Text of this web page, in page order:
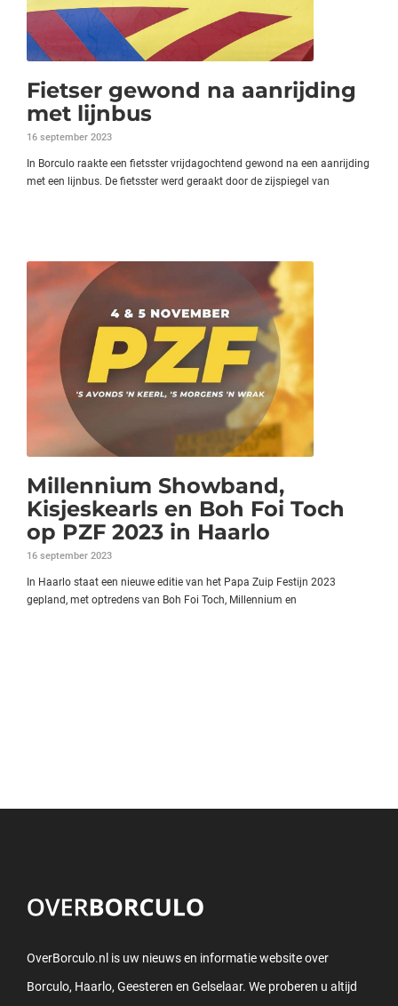
Fietser gewond na aanrijding
met lijnbus
16 september 2023
In Borculo raakte een fietsster vrijdagochtend gewond na een aanrijding
met een lijnbus. De fietsster werd geraakt door de zijspiegel van
Millennium Showband,
Kisjeskearls en Boh Foi Toch
op PZF 2023 in Haarlo
16 september 2023
In Haarlo staat een nieuwe editie van het Papa Zuip Festijn 2023
gepland, met optredens van Boh Foi Toch, Millennium en
OverBorculo.nl is uw nieuws en informatie website over
Borculo, Haarlo, Geesteren en Gelselaar. We proberen u altijd